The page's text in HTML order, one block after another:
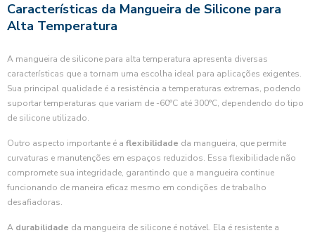
Características da Mangueira de Silicone para
Alta Temperatura
A mangueira de silicone para alta temperatura apresenta diversas
características que a tornam uma escolha ideal para aplicações exigentes.
Sua principal qualidade é a resistência a temperaturas extremas, podendo
suportar temperaturas que variam de -60°C até 300°C, dependendo do tipo
de silicone utilizado.
Outro aspecto importante é a flexibilidade da mangueira, que permite
curvaturas e manutenções em espaços reduzidos. Essa flexibilidade não
compromete sua integridade, garantindo que a mangueira continue
funcionando de maneira eficaz mesmo em condições de trabalho
desafiadoras.
A durabilidade da mangueira de silicone é notável. Ela é resistente a